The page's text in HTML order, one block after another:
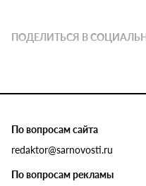
ПОДЕЛИТЬСЯ В
По вопросам сайта
redaktor@sarnovosti.ru
По вопросам рекламы